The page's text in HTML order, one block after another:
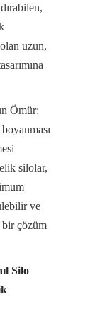
uzun,
Ömür:
silolar,
ve
çözüm
Silo